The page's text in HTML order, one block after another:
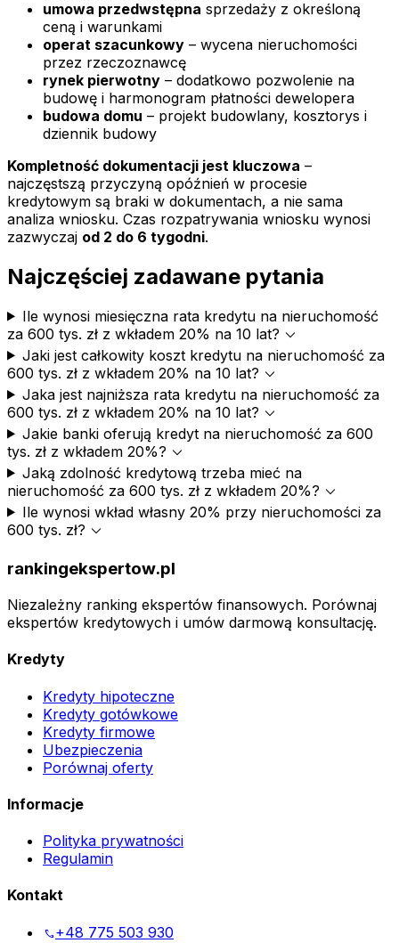
umowa przedwstępna sprzedaży z określoną
ceną i warunkami
operat szacunkowy – wycena nieruchomości
przez rzeczoznawcę
rynek pierwotny – dodatkowo pozwolenie na
budowę i harmonogram płatności dewelopera
budowa domu – projekt budowlany, kosztorys i
dziennik budowy
Kompletność dokumentacji jest kluczowa –
najczęstszą przyczyną opóźnień w procesie
kredytowym są braki w dokumentach, a nie sama
analiza wniosku. Czas rozpatrywania wniosku wynosi
zazwyczaj od 2 do 6 tygodni.
Najczęściej zadawane pytania
Ile wynosi miesięczna rata kredytu na nieruchomość
za 600 tys. zł z wkładem 20% na 10 lat? expand_more
Jaki jest całkowity koszt kredytu na nieruchomość za
600 tys. zł z wkładem 20% na 10 lat? expand_more
Jaka jest najniższa rata kredytu na nieruchomość za
600 tys. zł z wkładem 20% na 10 lat? expand_more
Jakie banki oferują kredyt na nieruchomość za 600
tys. zł z wkładem 20%? expand_more
Jaką zdolność kredytową trzeba mieć na
nieruchomość za 600 tys. zł z wkładem 20%? expand_more
Ile wynosi wkład własny 20% przy nieruchomości za
600 tys. zł? expand_more
rankingekspertow.pl
Niezależny ranking ekspertów finansowych. Porównaj
ekspertów kredytowych i umów darmową konsultację.
Kredyty
Kredyty hipoteczne
Kredyty gotówkowe
Kredyty firmowe
Ubezpieczenia
Porównaj oferty
Informacje
Polityka prywatności
Regulamin
Kontakt
phone+48 775 503 930